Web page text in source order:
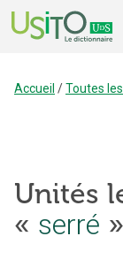
Accueil /Toutes
Unités
« serré »